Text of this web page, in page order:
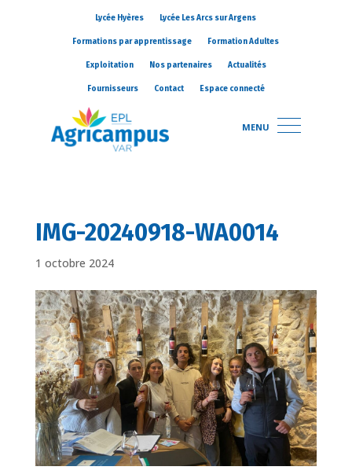
Lycée Hyères Lycée Les Arcs sur Argens
Formations par apprentissage Formation Adultes
Exploitation Nos partenaires Actualités
Fournisseurs Contact Espace connecté
MENU
IMG-20240918-WA0014
1 octobre 2024